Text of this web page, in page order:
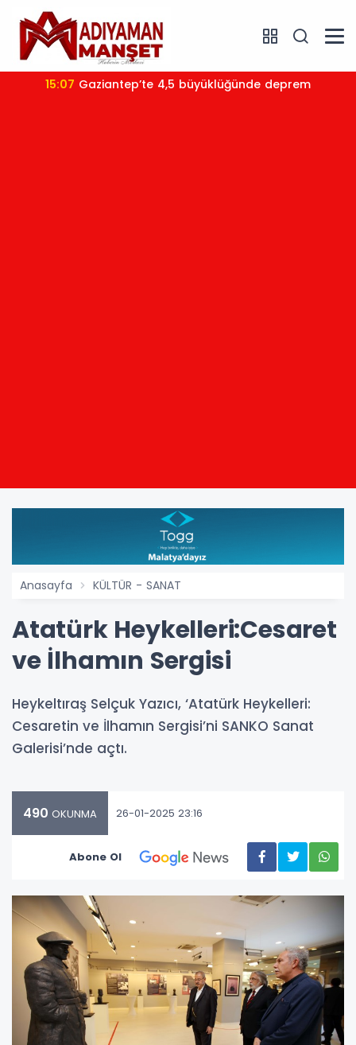
15:07 Gaziantep’te 4,5 büyüklüğünde deprem
Anasayfa KÜLTÜR - SANAT
Atatürk Heykelleri:Cesaret
ve İlhamın Sergisi
Heykeltıraş Selçuk Yazıcı, ‘Atatürk Heykelleri:
Cesaretin ve İlhamın Sergisi’ni SANKO Sanat
Galerisi’nde açtı.
490 OKUNMA 26-01-2025 23:16
Abone Ol